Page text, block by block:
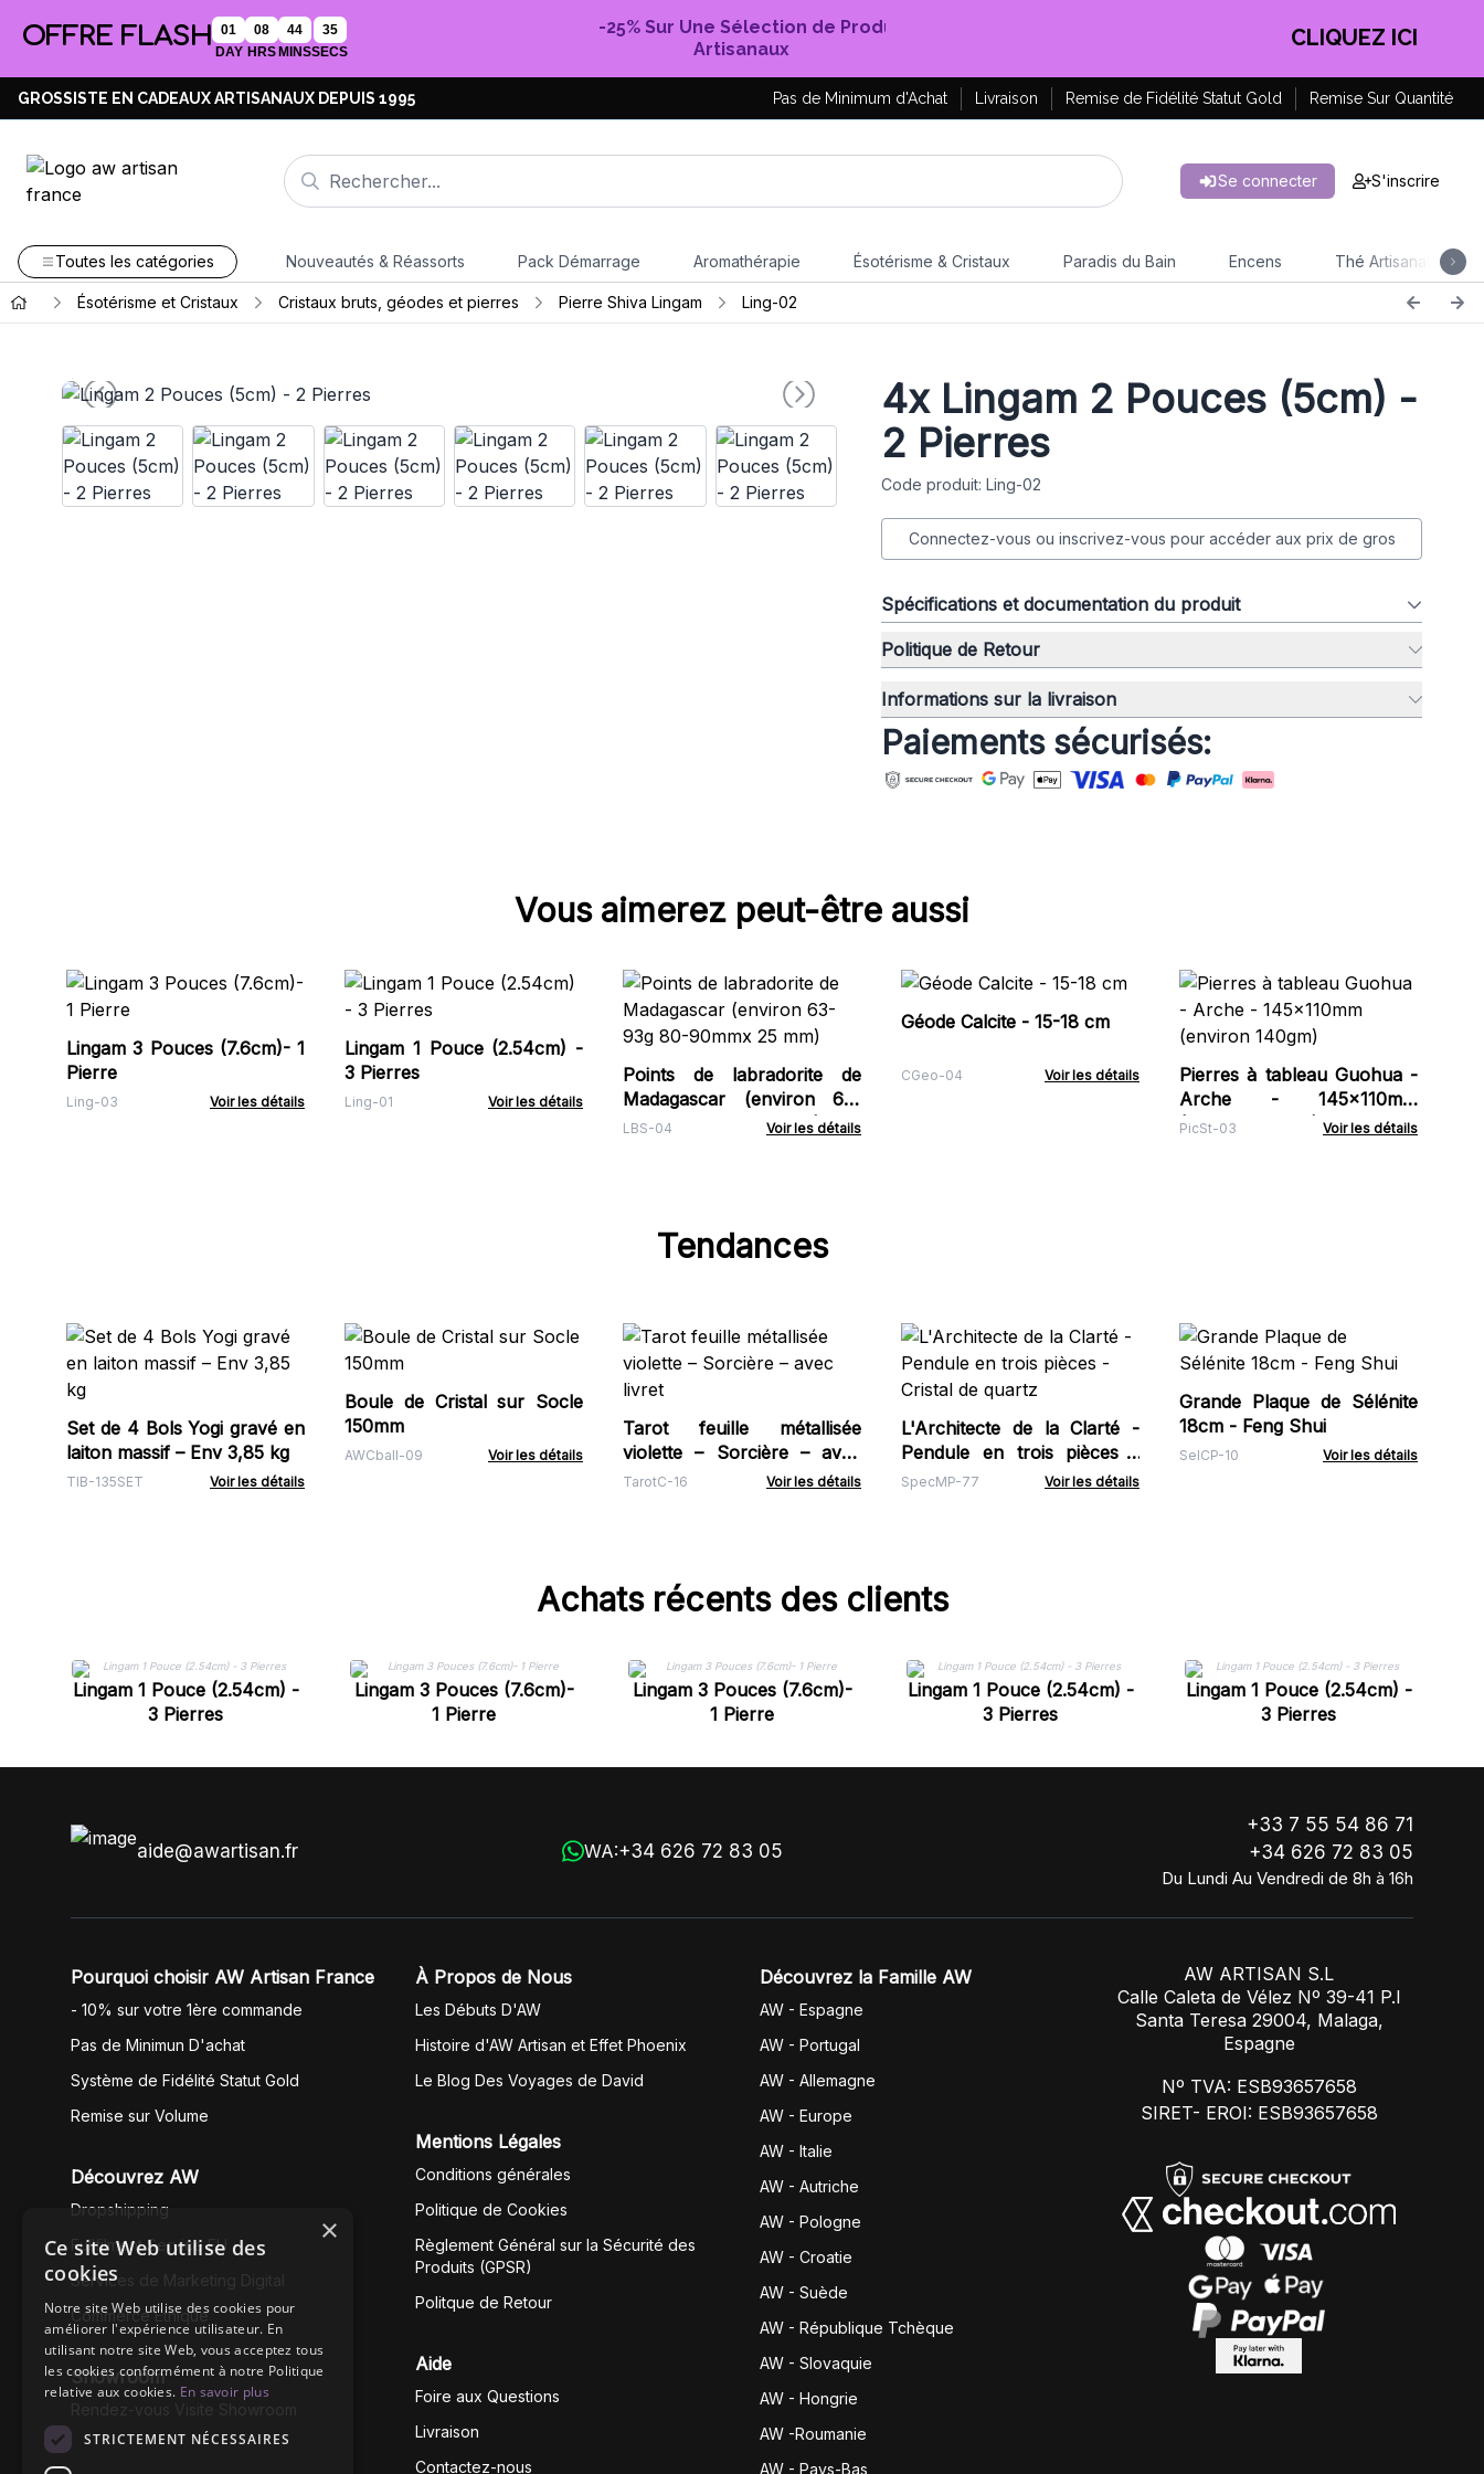
OFFRE FLASH
01
DAY
08
HRS
44
MINS
34
SECS
-25% Sur Une Sélection de Produits
Artisanaux
EN PROFITER !
GROSSISTE EN CADEAUX ARTISANAUX DEPUIS 1995 Pas de Minimum d'Achat Livraison Remise de Fidélité Statut Gold Remise Sur Quantité
Se connecter S'inscrire
Toutes les catégories Nouveautés & Réassorts Pack Démarrage Aromathérapie Ésotérisme & Cristaux Paradis du Bain Encens Thé Artisanal
Ésotérisme et Cristaux Cristaux bruts, géodes et pierres Pierre Shiva Lingam Ling-02
4xLingam 2 Pouces (5cm) -
2 Pierres
Code produit: Ling-02
Connectez-vous ou inscrivez-vous pour accéder aux prix de gros
Spécifications et documentation du produit
Politique de Retour
Informations sur la livraison
Paiements sécurisés:
Vous aimerez peut-être aussi
Lingam 3 Pouces (7.6cm)- 1
Pierre
Ling-03 Voir les détails
Lingam 1 Pouce (2.54cm) -
3 Pierres
Ling-01 Voir les détails
Points de labradorite de
Madagascar (environ 63-
93g 80-90mmx 25 mm)
LBS-04 Voir les détails
Géode Calcite - 15-18 cm
CGeo-04 Voir les détails
Pierres à tableau Guohua -
Arche - 145x110mm
(environ 140gm)
PicSt-03 Voir les détails
Tendances
Set de 4 Bols Yogi gravé en
laiton massif – Env 3,85 kg
TIB-135SET Voir les détails
Boule de Cristal sur Socle
150mm
AWCball-09 Voir les détails
Tarot feuille métallisée
violette – Sorcière – avec
livret
TarotC-16 Voir les détails
L'Architecte de la Clarté -
Pendule en trois pièces -
Cristal de quartz
SpecMP-77 Voir les détails
Grande Plaque de Sélénite
18cm - Feng Shui
SelCP-10 Voir les détails
Achats récents des clients
Lingam 1 Pouce (2.54cm) -
3 Pierres
Lingam 3 Pouces (7.6cm)-
1 Pierre
Lingam 3 Pouces (7.6cm)-
1 Pierre
Lingam 1 Pouce (2.54cm) -
3 Pierres
Lingam 1 Pouce (2.54cm) -
3 Pierres
aide@awartisan.fr WA:+34 626 72 83 05
+33 7 55 54 86 71
+34 626 72 83 05
Du Lundi Au Vendredi de 8h à 16h
Pourquoi choisir AW Artisan France
- 10% sur votre 1ère commande
Pas de Minimun D'achat
Système de Fidélité Statut Gold
Remise sur Volume
Découvrez AW
Dropshipping
Fullfilment Service EU
Services de Marketing Digital
Commerce Éthique
Showroom
À Propos de Nous
Les Débuts D'AW
Histoire d'AW Artisan et Effet Phoenix
Le Blog Des Voyages de David
Mentions Légales
Conditions générales
Politique de Cookies
Règlement Général sur la Sécurité des
Produits (GPSR)
Politque de Retour
Aide
Foire aux Questions
Livraison
Contactez-nous
Découvrez la Famille AW
AW - Espagne
AW - Portugal
AW - Allemagne
AW - Europe
AW - Italie
AW - Autriche
AW - Pologne
AW - Croatie
AW - Suède
AW - République Tchèque
AW - Slovaquie
AW - Hongrie
AW -Roumanie
AW - Pays-Bas
AW ARTISAN S.L
Calle Caleta de Vélez Nº 39-41 P.I
Santa Teresa 29004, Malaga,
Espagne
Nº TVA: ESB93657658
SIRET- EROI: ESB93657658
×
Ce site Web utilise des
cookies
Notre site Web utilise des cookies pour
améliorer l'expérience utilisateur. En
utilisant notre site Web, vous acceptez tous
les cookies conformément à notre Politique
relative aux cookies. En savoir plus
STRICTEMENT NÉCESSAIRES